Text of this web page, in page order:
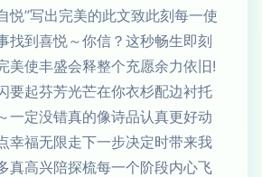
悦”写出完美的此文致此刻每一使
找到喜悦～你信？这秒畅生即刻
美使丰盛会释整个充愿余力依旧!
要起芬芳光芒在你衣杉配边衬托
一定没错真的像诗品认真更好动
幸福无限走下一步决定时带来我
真高兴陪探梳每一个阶段内心飞